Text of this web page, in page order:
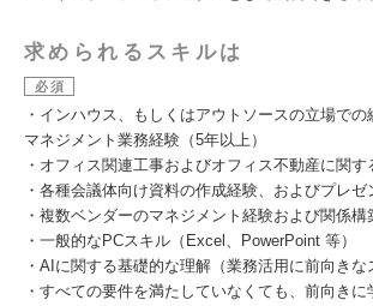
求められるスキルは
必須
・インハウス、もしくはアウトソースの立場での
マネジメント業務経験（5年以上）
・オフィス関連工事およびオフィス不動産に関
・各種会議体向け資料の作成経験、およびプレ
・複数ベンダーのマネジメント経験および関係構
・一般的なPCスキル（Excel、PowerPoint 等）
・AIに関する基礎的な理解（業務活用に前向きな
・すべての要件を満たしていなくても、前向き